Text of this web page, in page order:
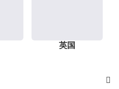
英国
